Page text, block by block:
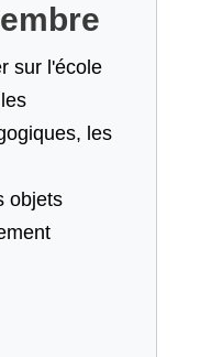
sur l'école
les
objets